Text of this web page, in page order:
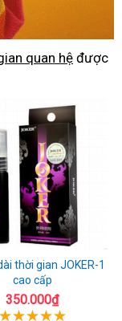
quan hệ được
thời gian JOKER-1
cao cấp
350.000₫